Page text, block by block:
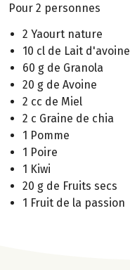
Pour 2 personnes
2 Yaourt nature
10 cl de Lait d'avoine
60 g de Granola
20 g de Avoine
2 cc de Miel
2 c Graine de chia
1 Pomme
1 Poire
1 Kiwi
20 g de Fruits secs
1 Fruit de la passion